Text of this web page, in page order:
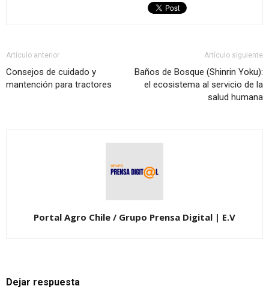
Artículo anterior
Consejos de cuidado y
mantención para tractores
Artículo siguiente
Baños de Bosque (Shinrin Yoku):
el ecosistema al servicio de la
salud humana
Portal Agro Chile / Grupo Prensa Digital | E.V
Dejar respuesta